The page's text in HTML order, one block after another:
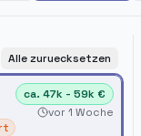
Alle zuruecksetzen
ca. 47k - 59k €
vor 1 Woche